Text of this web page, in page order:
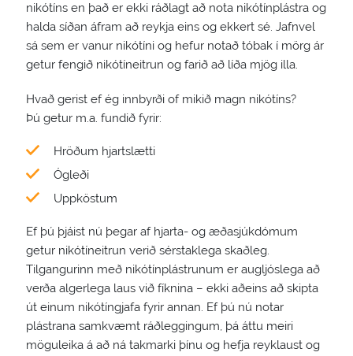
nikótíns en það er ekki ráðlagt að nota nikótínplástra og
halda síðan áfram að reykja eins og ekkert sé. Jafnvel
sá sem er vanur nikótíni og hefur notað tóbak í mörg ár
getur fengið nikótíneitrun og farið að líða mjög illa.
Hvað gerist ef ég innbyrði of mikið magn nikótíns?
Þú getur m.a. fundið fyrir:
Hröðum hjartslætti
Ógleði
Uppköstum
Ef þú þjáist nú þegar af hjarta- og æðasjúkdómum
getur nikótíneitrun verið sérstaklega skaðleg.
Tilgangurinn með nikótínplástrunum er augljóslega að
verða algerlega laus við fíknina – ekki aðeins að skipta
út einum nikótíngjafa fyrir annan. Ef þú nú notar
plástrana samkvæmt ráðleggingum, þá áttu meiri
möguleika á að ná takmarki þínu og hefja reyklaust og